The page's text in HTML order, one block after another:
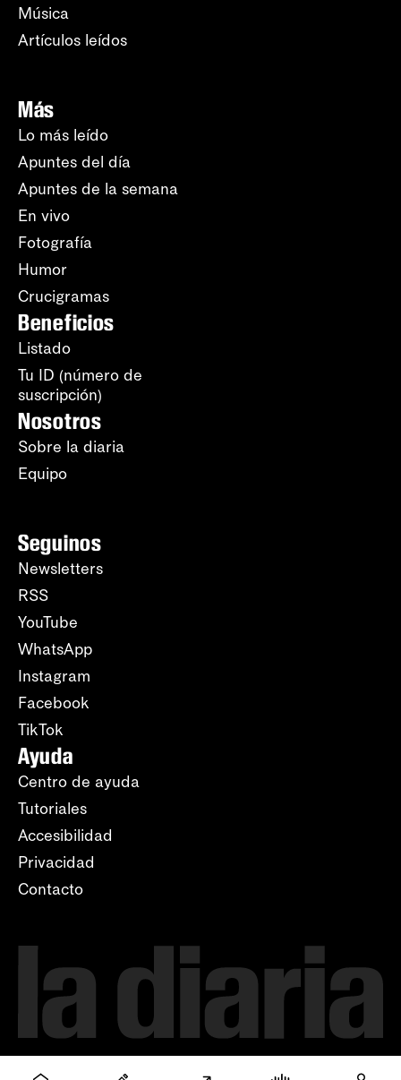
Música
Artículos leídos
Más
Lo más leído
Apuntes del día
Apuntes de la semana
En vivo
Fotografía
Humor
Crucigramas
Beneficios
Listado
Tu ID (número de
suscripción)
Nosotros
Sobre la diaria
Equipo
Seguinos
Newsletters
RSS
YouTube
WhatsApp
Instagram
Facebook
TikTok
Ayuda
Centro de ayuda
Tutoriales
Accesibilidad
Privacidad
Contacto